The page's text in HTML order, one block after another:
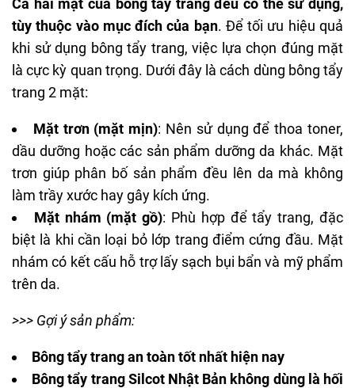
tùy thuộc vào mục đích của bạn. Để tối ưu hiệu quả
khi sử dụng bông tẩy trang, việc lựa chọn đúng mặt
là cực kỳ quan trọng. Dưới đây là cách dùng bông tẩy
trang 2 mặt:
Mặt trơn (mặt mịn): Nên sử dụng để thoa toner,
dầu dưỡng hoặc các sản phẩm dưỡng da khác. Mặt
trơn giúp phân bố sản phẩm đều lên da mà không
làm trầy xước hay gây kích ứng.
Mặt nhám (mặt gồ): Phù hợp để tẩy trang, đặc
biệt là khi cần loại bỏ lớp trang điểm cứng đầu. Mặt
nhám có kết cấu hỗ trợ lấy sạch bụi bẩn và mỹ phẩm
trên da.
>>> Gợi ý sản phẩm:
Bông tẩy trang an toàn tốt nhất hiện nay
Bông tẩy trang Silcot Nhật Bản không dùng là hối